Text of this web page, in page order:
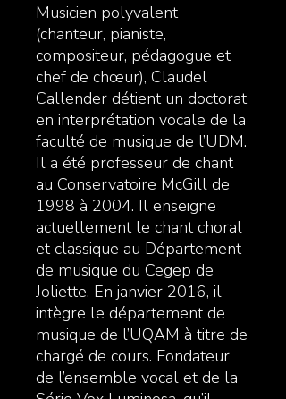
Musicien polyvalent
(chanteur, pianiste,
compositeur, pédagogue et
chef de chœur), Claudel
Callender détient un doctorat
en interprétation vocale de la
faculté de musique de l’UDM.
Il a été professeur de chant
au Conservatoire McGill de
1998 à 2004. Il enseigne
actuellement le chant choral
et classique au Département
de musique du Cegep de
Joliette. En janvier 2016, il
intègre le département de
musique de l’UQAM à titre de
chargé de cours. Fondateur
de l’ensemble vocal et de la